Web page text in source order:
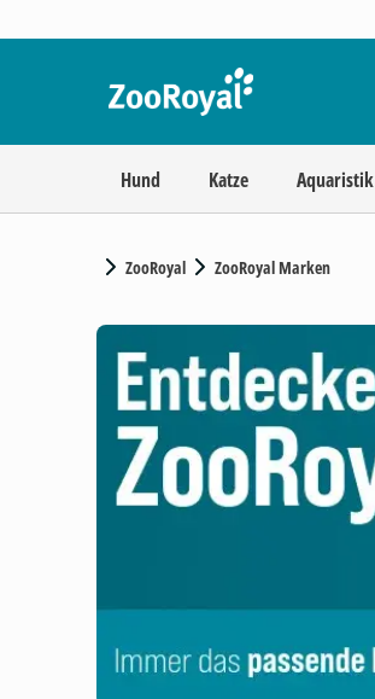
Hund Katze Aquaristik
ZooRoyal ZooRoyal Marken